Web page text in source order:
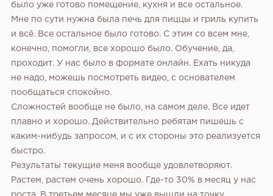
было уже готово помещение, кухня и все остальное.
Мне по сути нужна была печь для пиццы и гриль купить
и всё. Все остальное было готово. С этим со всем мне,
конечно, помогли, все хорошо было. Обучение, да,
проходит. У нас было в формате онлайн. Ехать никуда
не надо, можешь посмотреть видео, с основателем
пообщаться спокойно.
Сложностей вообще не было, на самом деле. Все идет
плавно и хорошо. Действительно ребятам пишешь с
каким-нибудь запросом, и с их стороны это реализуется
быстро.
Результаты текущие меня вообще удовлетворяют.
Растем, растем очень хорошо. Где-то 30% в месяц у нас